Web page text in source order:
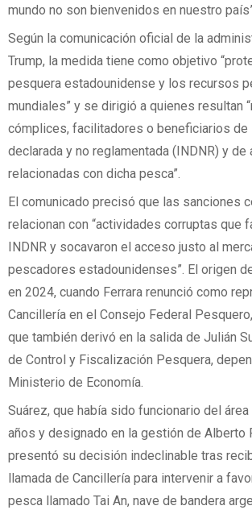
mundo no son bienvenidos en nuestro
Según la comunicación oficial de la
Trump, la medida tiene como objetivo
pesquera estadounidense y los recursos
mundiales” y se dirigió a quienes resultan
cómplices, facilitadores o beneficiarios de
declarada y no reglamentada (INDNR) y de
relacionadas con dicha pesca”.
El comunicado precisó que las sanciones
relacionan con “actividades corruptas que
INDNR y socavaron el acceso justo al
pescadores estadounidenses”. El origen
en 2024, cuando Ferrara renunció como
Cancillería en el Consejo Federal
que también derivó en la salida de Julián
de Control y Fiscalización Pesquera,
Ministerio de Economía.
Suárez, que había sido funcionario del
años y designado en la gestión de Alberto
presentó su decisión indeclinable tras
llamada de Cancillería para intervenir a
pesca llamado Tai An, nave de bandera